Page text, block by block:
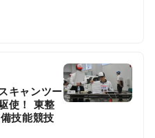
キャンツー
使！ 東整
技能競技